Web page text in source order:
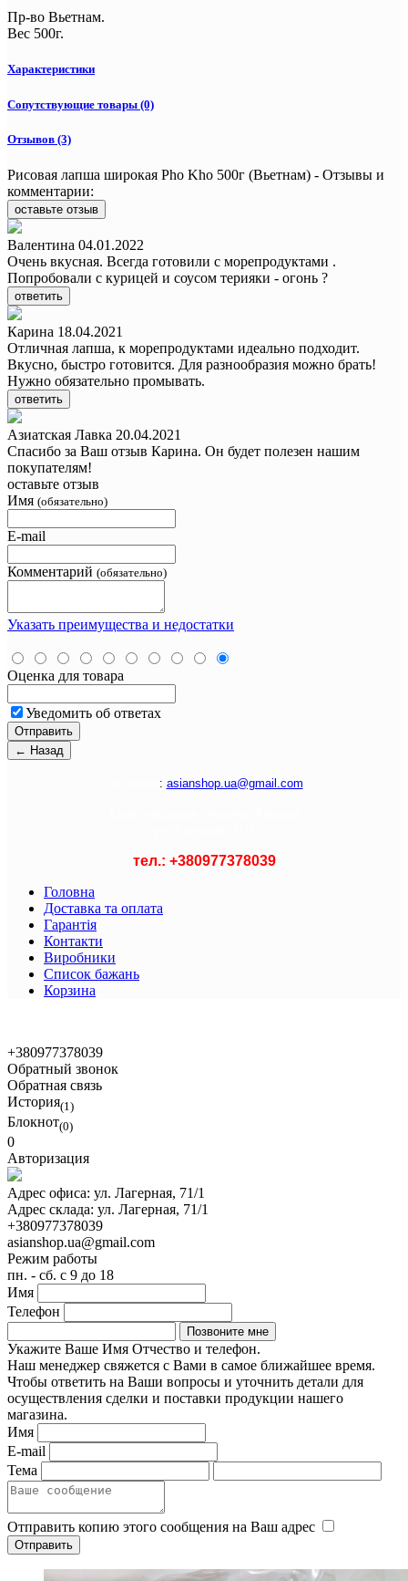
Пр-во Вьетнам.
Вес 500г.
Характеристики
Сопутствующие товары (0)
Отзывов (3)
Рисовая лапша широкая Pho Kho 500г (Вьетнам) - Отзывы и
комментарии:
оставьте отзыв
Валентина 04.01.2022
Очень вкусная. Всегда готовили с морепродуктами .
Попробовали с курицей и соусом терияки - огонь ?
ответить
Карина 18.04.2021
Отличная лапша, к морепродуктами идеально подходит.
Вкусно, быстро готовится. Для разнообразия можно брать!
Нужно обязательно промывать.
ответить
Азиатская Лавка 20.04.2021
Спасибо за Ваш отзыв Карина. Он будет полезен нашим
покупателям!
оставьте отзыв
Имя (обязательно)
E-mail
Комментарий (обязательно)
Указать преимущества и недостатки
Оценка для товара
Уведомить об ответах
: asianshop.ua@gmail.com
тел.: +380977378039
Головна
Доставка та оплата
Гарантія
Контакти
Виробники
Список бажань
Корзина
+380977378039
Обратный звонок
Обратная связь
История(1)
Блокнот(0)
0
Авторизация
Адрес офиса: ул. Лагерная, 71/1
Адрес склада: ул. Лагерная, 71/1
+380977378039
asianshop.ua@gmail.com
Режим работы
пн. - сб. с 9 до 18
Имя
Телефон
Укажите Ваше Имя Отчество и телефон.
Наш менеджер свяжется с Вами в самое ближайшее время.
Чтобы ответить на Ваши вопросы и уточнить детали для
осуществления сделки и поставки продукции нашего
магазина.
Имя
E-mail
Тема
Отправить копию этого сообщения на Ваш адрес